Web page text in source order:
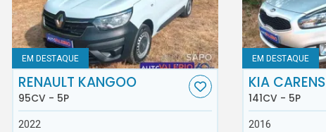
EM DESTAQUE
RENAULT KANGOO
95CV - 5P
2022
EM DESTAQUE
KIA CARENS
141CV - 5P
2016